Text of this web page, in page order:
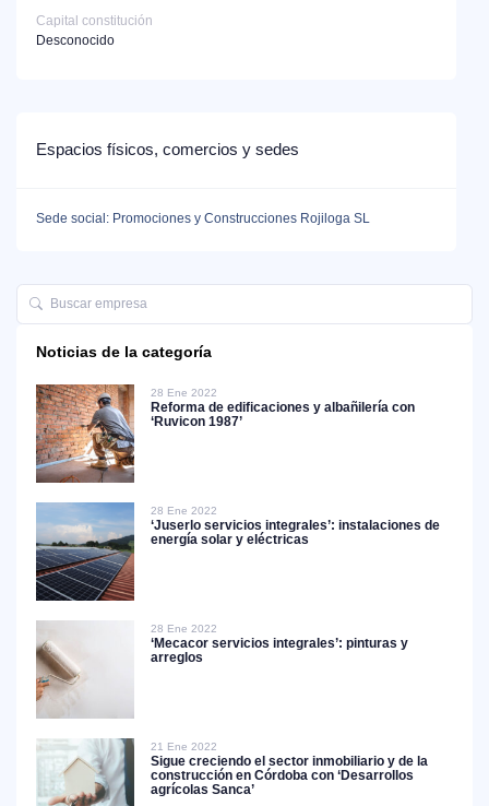
Capital constitución
Desconocido
Espacios físicos, comercios y sedes
Sede social: Promociones y Construcciones Rojiloga SL
Noticias de la categoría
28 Ene 2022
Reforma de edificaciones y albañilería con
‘Ruvicon 1987’
28 Ene 2022
‘Juserlo servicios integrales’: instalaciones de
energía solar y eléctricas
28 Ene 2022
‘Mecacor servicios integrales’: pinturas y
arreglos
21 Ene 2022
Sigue creciendo el sector inmobiliario y de la
construcción en Córdoba con ‘Desarrollos
agrícolas Sanca’